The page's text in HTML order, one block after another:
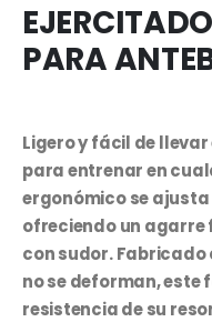
PARA
Ligero y fácil de
para entrenar en
ergonómico se
ofreciendo un agarre
con sudor.
no se deforman,
resistencia de su